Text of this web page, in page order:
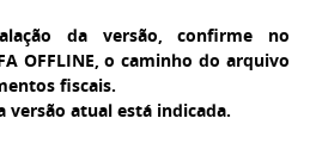
da versão, confirme no
OFFLINE, o caminho do arquivo
fiscais.
versão atual está indicada.